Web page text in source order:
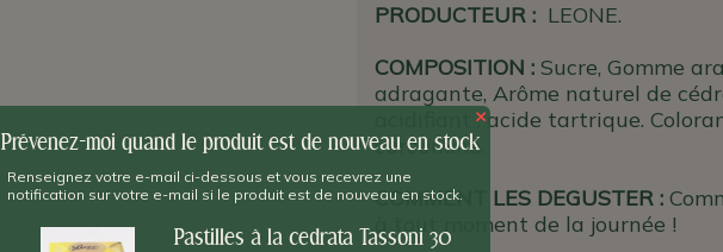
PRODUCTEUR : LEONE.
COMPOSITION : Sucre, Gomme
adragante, Arôme naturel de
acidifiant : acide tartrique.
curcumine.
COMMENT LES DEGUSTER :
à tout moment de la journée !
×
Prévenez-moi quand le produit est de nouveau en stock
Renseignez votre e-mail ci-dessous et vous recevrez une
notification sur votre e-mail si le produit est de nouveau en stock.
Pastilles à la cedrata Tassoni 30